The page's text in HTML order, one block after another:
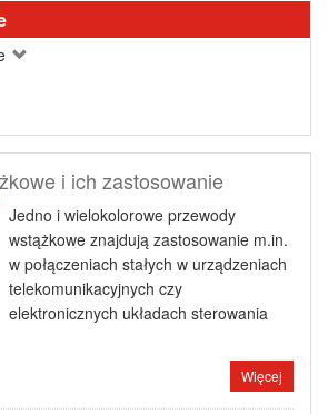
i ich zastosowanie
Jedno i wielokolorowe przewody
wstążkowe znajdują zastosowanie m.in.
w połączeniach stałych w urządzeniach
telekomunikacyjnych czy
elektronicznych układach sterowania
Więcej